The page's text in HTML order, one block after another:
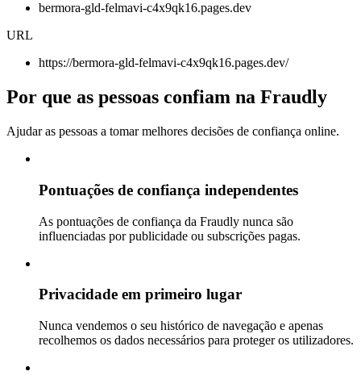
bermora-gld-felmavi-c4x9qk16.pages.dev
URL
https://bermora-gld-felmavi-c4x9qk16.pages.dev/
Por que as pessoas confiam na Fraudly
Ajudar as pessoas a tomar melhores decisões de confiança online.
Pontuações de confiança independentes
As pontuações de confiança da Fraudly nunca são
influenciadas por publicidade ou subscrições pagas.
Privacidade em primeiro lugar
Nunca vendemos o seu histórico de navegação e apenas
recolhemos os dados necessários para proteger os utilizadores.